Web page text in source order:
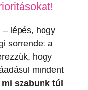
– lépés, hogy
sorrendet a
hogy
mindent
szabunk túl